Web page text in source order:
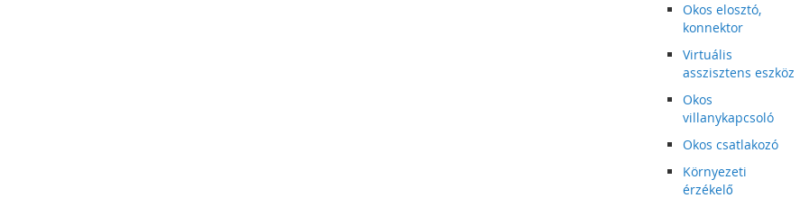
Okos elosztó,
konnektor
Virtuális
asszisztens eszköz
Okos
villanykapcsoló
Okos csatlakozó
Környezeti
érzékelő